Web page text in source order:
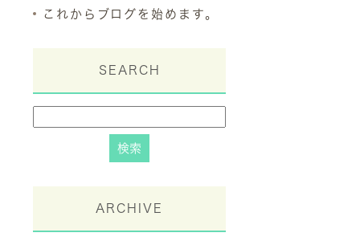
これからブログを始めます。
SEARCH
ARCHIVE